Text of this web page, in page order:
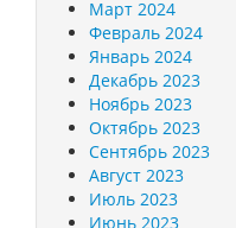
Март 2024
Февраль 2024
Январь 2024
Декабрь 2023
Ноябрь 2023
Октябрь 2023
Сентябрь 2023
Август 2023
Июль 2023
Июнь 2023